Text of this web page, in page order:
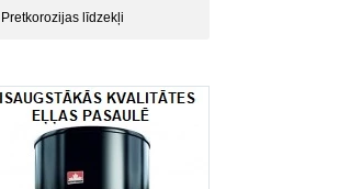
Pretkorozijas līdzekļi